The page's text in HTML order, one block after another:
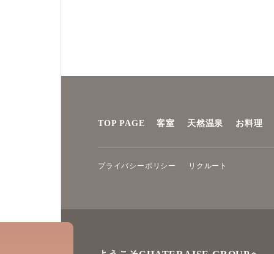
TOP PAGE 客室 天然温泉 お料理
プライバシーポリシー リクルート